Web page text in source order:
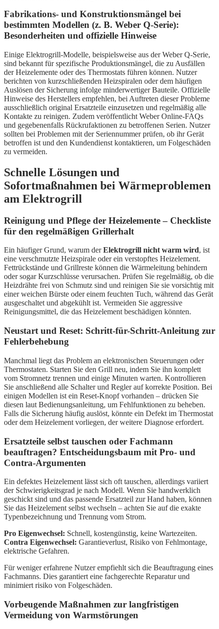
Fabrikations- und Konstruktionsmängel bei
bestimmten Modellen (z. B. Weber Q-Serie):
Besonderheiten und offizielle Hinweise
Einige Elektrogrill-Modelle, beispielsweise aus der Weber Q-Serie,
sind bekannt für spezifische Produktionsmängel, die zu Ausfällen
der Heizelemente oder des Thermostats führen können. Nutzer
berichten von kurzschließenden Heizspiralen oder dem häufigen
Auslösen der Sicherung infolge minderwertiger Bauteile. Offizielle
Hinweise des Herstellers empfehlen, bei Auftreten dieser Probleme
ausschließlich original Ersatzteile einzusetzen und regelmäßig alle
Kontakte zu reinigen. Zudem veröffentlicht Weber Online-FAQs
und gegebenenfalls Rückrufaktionen zu betroffenen Serien. Nutzer
sollten bei Problemen mit der Seriennummer prüfen, ob ihr Gerät
betroffen ist und den Kundendienst kontaktieren, um Folgeschäden
zu vermeiden.
Schnelle Lösungen und
Sofortmaßnahmen bei Wärmeproblemen
am Elektrogrill
Reinigung und Pflege der Heizelemente – Checkliste
für den regelmäßigen Grillerhalt
Ein häufiger Grund, warum derElektrogrill nicht warm wird, ist
eine verschmutzte Heizspirale oder ein verstopftes Heizelement.
Fettrückstände und Grillreste können die Wärmeleitung behindern
oder sogar Kurzschlüsse verursachen. Prüfen Sie regelmäßig, ob die
Heizdrähte frei von Schmutz sind und reinigen Sie sie vorsichtig mit
einer weichen Bürste oder einem feuchten Tuch, während das Gerät
ausgeschaltet und abgekühlt ist. Vermeiden Sie aggressive
Reinigungsmittel, die das Heizelement beschädigen könnten.
Neustart und Reset: Schritt-für-Schritt-Anleitung zur
Fehlerbehebung
Manchmal liegt das Problem an elektronischen Steuerungen oder
Thermostaten. Starten Sie den Grill neu, indem Sie ihn komplett
vom Stromnetz trennen und einige Minuten warten. Kontrollieren
Sie anschließend alle Schalter und Regler auf korrekte Position. Bei
einigen Modellen ist ein Reset-Knopf vorhanden – drücken Sie
diesen laut Bedienungsanleitung, um Fehlfunktionen zu beheben.
Falls die Sicherung häufig auslöst, könnte ein Defekt im Thermostat
oder dem Heizelement vorliegen, der weitere Diagnose erfordert.
Ersatzteile selbst tauschen oder Fachmann
beauftragen? Entscheidungsbaum mit Pro- und
Contra-Argumenten
Ein defektes Heizelement lässt sich oft tauschen, allerdings variiert
der Schwierigkeitsgrad je nach Modell. Wenn Sie handwerklich
geschickt sind und das passende Ersatzteil zur Hand haben, können
Sie das Heizelement selbst wechseln – achten Sie auf die exakte
Typenbezeichnung und Trennung vom Strom.
Pro Eigenwechsel: Schnell, kostengünstig, keine Wartezeiten.
Contra Eigenwechsel: Garantieverlust, Risiko von Fehlmontage,
elektrische Gefahren.
Für weniger erfahrene Nutzer empfiehlt sich die Beauftragung eines
Fachmanns. Dies garantiert eine fachgerechte Reparatur und
minimiert risiko von Folgeschäden.
Vorbeugende Maßnahmen zur langfristigen
Vermeidung von Warmstörungen